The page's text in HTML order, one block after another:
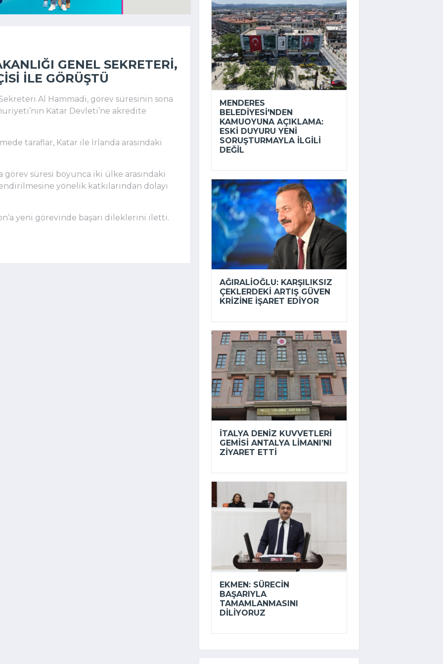
GENEL SEKRETERI,
ILE GÖRÜŞTÜ
Al Hammadi, görev süresinin sona
Katar Devleti’ne akredite
taraflar, Katar ile İrlanda arasındaki
süresi boyunca iki ülke arasındaki
yönelik katkılarından dolayı
yeni görevinde başarı dileklerini iletti.
MENDERES
BELEDIYESI'NDEN
KAMUOYUNA AÇIKLAMA:
ESKI DUYURU YENI
SORUŞTURMAYLA ILGILI
DEĞIL
AĞIRALIOĞLU: KARŞILIKSIZ
ÇEKLERDEKI ARTIŞ GÜVEN
KRIZINE IŞARET EDIYOR
İTALYA DENIZ KUVVETLERI
GEMISI ANTALYA LIMANI’NI
ZIYARET ETTI
EKMEN: SÜRECIN
BAŞARIYLA
TAMAMLANMASINI
DILIYORUZ